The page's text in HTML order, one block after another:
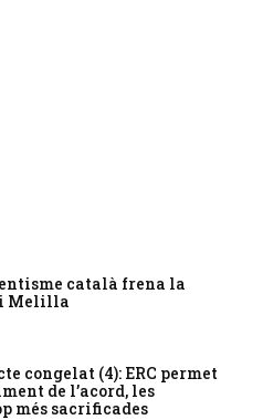
català frena la
i Melilla
congelat (4): ERC permet
de l’acord, les
més sacrificades